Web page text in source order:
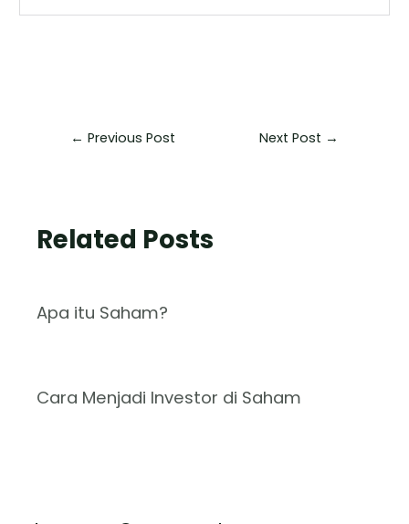
← Previous Post Next Post →
Related Posts
Apa itu Saham?
Cara Menjadi Investor di Saham